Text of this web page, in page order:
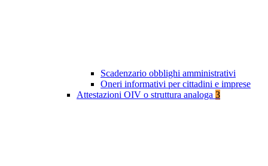
Scadenzario obblighi amministrativi
Oneri informativi per cittadini e imprese
Attestazioni OIV o struttura analoga 3